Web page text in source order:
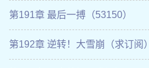
第191章 最后一搏（53150）
第192章 逆转！大雪崩（求订阅）